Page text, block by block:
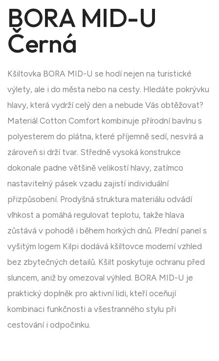
BORA MID-U
Černá
Kšiltovka BORA MID-U se hodí nejen na turistické
výlety, ale i do města nebo na cesty. Hledáte pokrývku
hlavy, která vydrží celý den a nebude Vás obtěžovat?
Materiál Cotton Comfort kombinuje přírodní bavlnu s
polyesterem do plátna, které příjemně sedí, nesvírá a
zároveň si drží tvar. Středně vysoká konstrukce
dokonale padne většině velikostí hlavy, zatímco
nastavitelný pásek vzadu zajistí individuální
přizpůsobení. Prodyšná struktura materiálu odvádí
vlhkost a pomáhá regulovat teplotu, takže hlava
zůstává v pohodě i během horkých dnů. Přední panel s
vyšitým logem Kilpi dodává kšiltovce moderní vzhled
bez zbytečných detailů. Kšilt poskytuje ochranu před
sluncem, aniž by omezoval výhled. BORA MID-U je
praktický doplněk pro aktivní lidi, kteří oceňují
kombinaci funkčnosti a všestranného stylu při
cestování i odpočinku.